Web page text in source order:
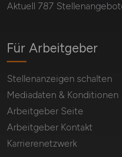
Aktuell 787
Für Arbeitgeber
Stellenanzeigen schalten
Mediadaten & Konditionen
Arbeitgeber Seite
Arbeitgeber Kontakt
Karrierenetzwerk